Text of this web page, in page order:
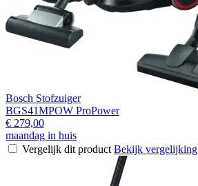
Bosch Stofzuiger
BGS41MPOW ProPower
€ 279,00
maandag in huis
Vergelijk dit product Bekijk vergelijking